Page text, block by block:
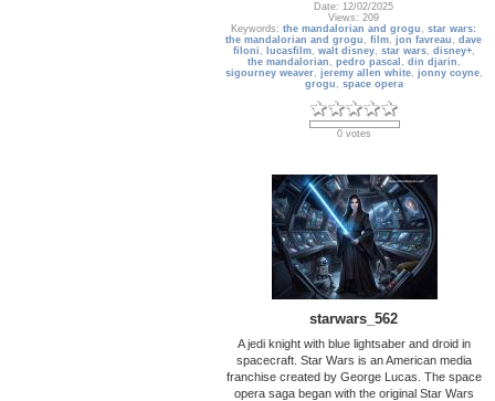
Date: 12/02/2025
Views: 209
Keywords:the mandalorian and grogu ,star wars:
the mandalorian and grogu ,film,jon favreau ,dave
filoni , lucasfilm, walt disney, star wars, disney+,
the mandalorian , pedro pascal , din djarin ,
sigourney weaver, jeremy allen white, jonny coyne,
grogu , space opera
0 votes
starwars_562
A jedi knight with blue lightsaber and droid in
spacecraft. Star Wars is an American media
franchise created by George Lucas. The space
opera saga began with the original Star Wars